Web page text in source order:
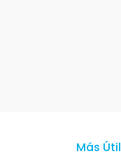
Más Útil